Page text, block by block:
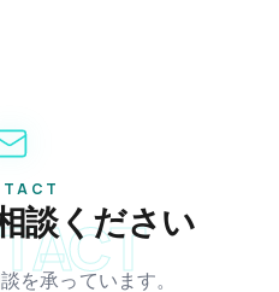
談ください
を承っています。